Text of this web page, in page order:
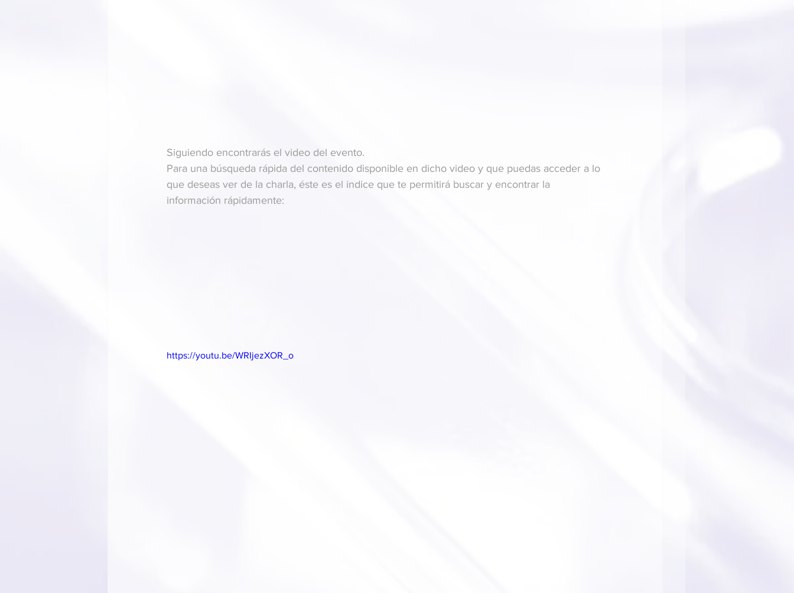
Siguiendo encontrarás el video del evento.
Para una búsqueda rápida del contenido disponible en dicho video y que puedas acceder a lo
que deseas ver de la charla, éste es el indice que te permitirá buscar y encontrar la
información rápidamente:
https://youtu.be/WRIjezXOR_o